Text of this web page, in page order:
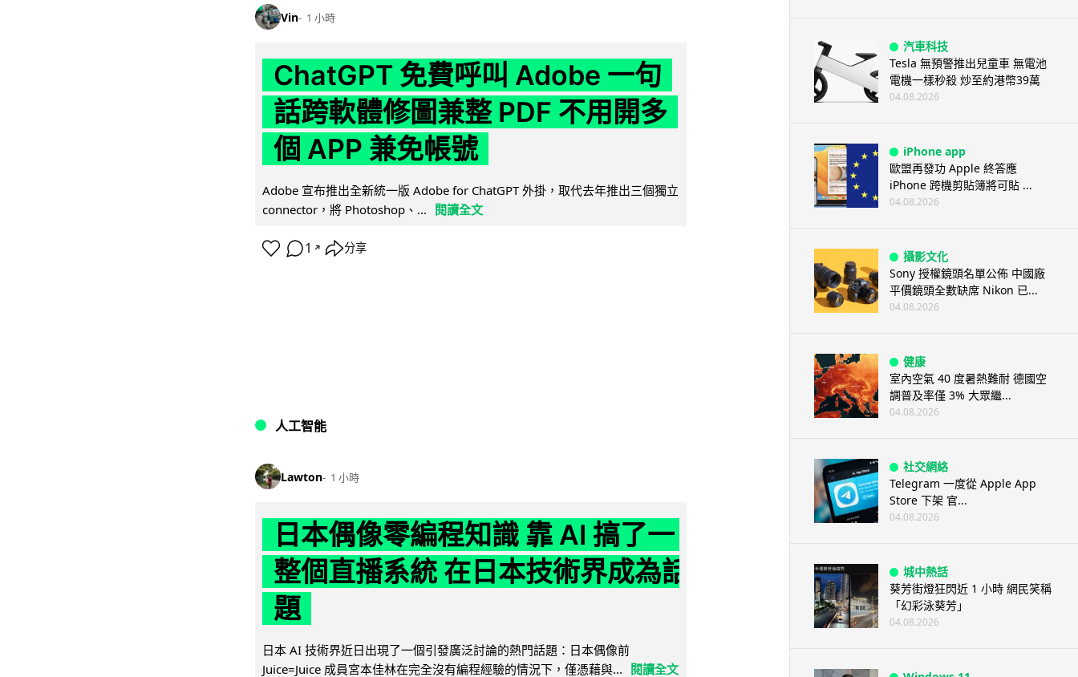
Vin 1 小時
ChatGPT 免費呼叫 Adobe 一句
話跨軟體修圖兼整 PDF 不用開多
個 APP 兼免帳號
Adobe 宣布推出全新統一版 Adobe for ChatGPT 外掛，取代去年推出三個獨立
connector，將 Photoshop、...
閱讀全文
1 ↗ 分享
人工智能
Lawton 1 小時
日本偶像零編程知識 靠 AI 搞了一
整個直播系統 在日本技術界成為話
題
日本 AI 技術界近日出現了一個引發廣泛討論的熱門話題：日本偶像前
Juice=Juice 成員宮本佳林在完全沒有編程經驗的情況下，僅憑藉與...
閱讀全文
汽車科技
Tesla 無預警推出兒童車 無電池
電機一樣秒殺 炒至約港幣39萬
04.08.2026
iPhone app
歐盟再發功 Apple 終答應
iPhone 跨機剪貼簿將可貼 ...
04.08.2026
攝影文化
Sony 授權鏡頭名單公佈 中國廠
平價鏡頭全數缺席 Nikon 已...
04.08.2026
健康
室內空氣 40 度暑熱難耐 德國空
調普及率僅 3% 大眾繼...
04.08.2026
社交網絡
Telegram 一度從 Apple App
Store 下架 官...
04.08.2026
城中熱話
葵芳街燈狂閃近 1 小時 網民笑稱
「幻彩泳葵芳」
04.08.2026